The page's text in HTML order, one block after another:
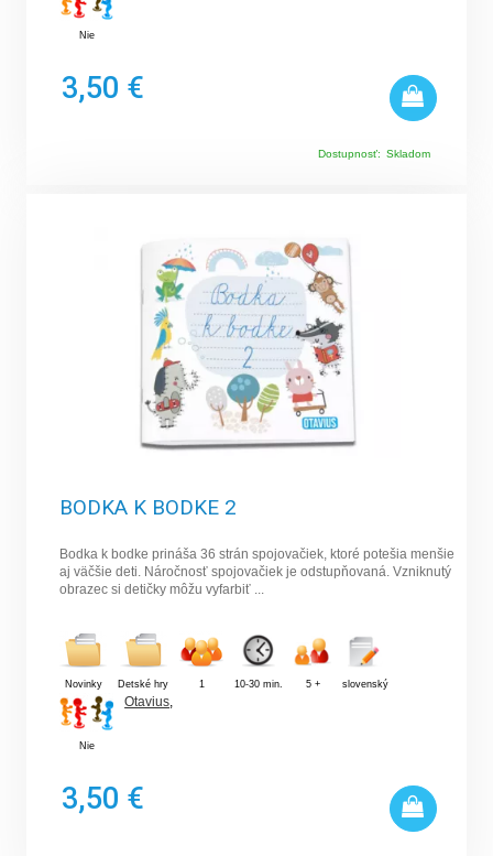
Nie
3,50 €
Dostupnosť: Skladom
BODKA K BODKE 2
Bodka k bodke prináša 36 strán spojovačiek, ktoré potešia menšie
aj väčšie deti. Náročnosť spojovačiek je odstupňovaná. Vzniknutý
obrazec si detičky môžu vyfarbiť ...
Novinky Detské hry 1 10-30 min. 5 + slovenský
Nie
Otavius,
3,50 €